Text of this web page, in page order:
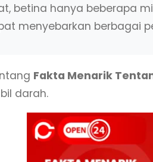
betina hanya beberapa
menyebarkan berbagai
Fakta Menarik
darah.